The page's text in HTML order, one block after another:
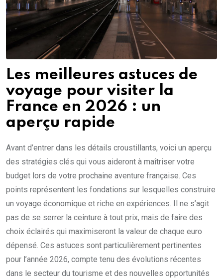
Les meilleures astuces de
voyage pour visiter la
France en 2026 : un
aperçu rapide
Avant d’entrer dans les détails croustillants, voici un aperçu
des stratégies clés qui vous aideront à maîtriser votre
budget lors de votre prochaine aventure française. Ces
points représentent les fondations sur lesquelles construire
un voyage économique et riche en expériences. Il ne s’agit
pas de se serrer la ceinture à tout prix, mais de faire des
choix éclairés qui maximiseront la valeur de chaque euro
dépensé. Ces astuces sont particulièrement pertinentes
pour l’année 2026, compte tenu des évolutions récentes
dans le secteur du tourisme et des nouvelles opportunités